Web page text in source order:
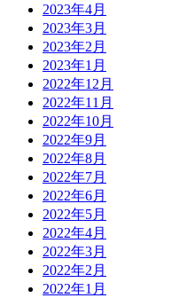
2023年4月
2023年3月
2023年2月
2023年1月
2022年12月
2022年11月
2022年10月
2022年9月
2022年8月
2022年7月
2022年6月
2022年5月
2022年4月
2022年3月
2022年2月
2022年1月